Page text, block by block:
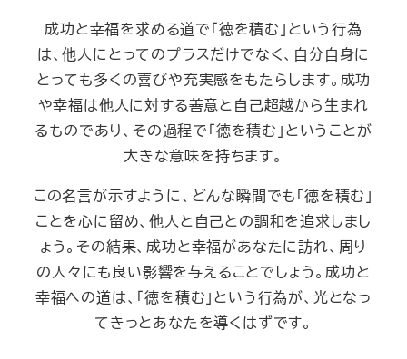
成功と幸福を求める道で「徳を積む」という行為
は、他人にとってのプラスだけでなく、自分自身に
とっても多くの喜びや充実感をもたらします。成功
や幸福は他人に対する善意と自己超越から生まれ
るものであり、その過程で「徳を積む」ということが
大きな意味を持ちます。
この名言が示すように、どんな瞬間でも「徳を積む」
ことを心に留め、他人と自己との調和を追求しまし
ょう。その結果、成功と幸福があなたに訪れ、周り
の人々にも良い影響を与えることでしょう。成功と
幸福への道は、「徳を積む」という行為が、光となっ
てきっとあなたを導くはずです。